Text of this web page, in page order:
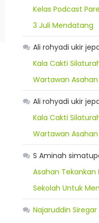
Kelas Podcast
3 Juli Mendatang
Ali rohyadi ukir
Kala Cakti
Wartawan Asahan
Ali rohyadi ukir
Kala Cakti
Wartawan Asahan
S Aminah
Asahan Tekankan
Sekolah Untuk
Najaruddin Siregar